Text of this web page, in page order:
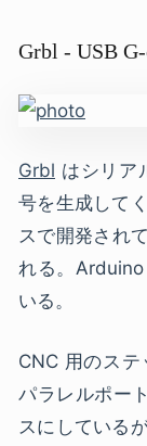
Grbl - USB
Grbl はシリア
号を生成して
スで開発され
れる。
いる。
CNC 用のス
パラレルポー
スにしている